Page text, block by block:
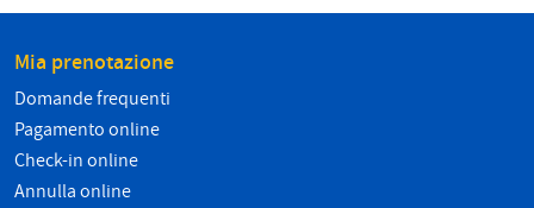
Mia prenotazione
Domande frequenti
Pagamento online
Check-in online
Annulla online